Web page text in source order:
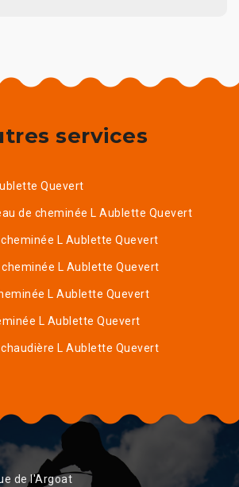
services
Quevert
de cheminée L Aublette Quevert
L Aublette Quevert
L Aublette Quevert
L Aublette Quevert
L Aublette Quevert
L Aublette Quevert
de l'Argoat